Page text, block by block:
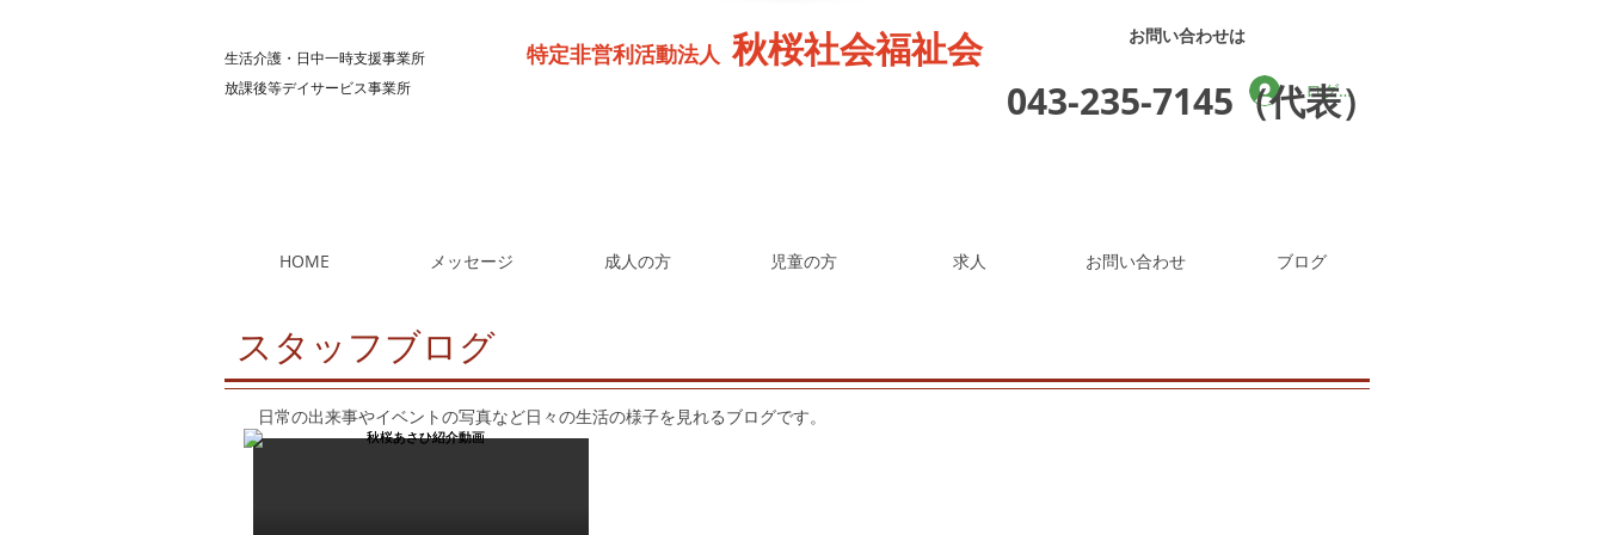
ログイン
HOME メッセージ 成人の方 児童の方 求人 お問い合わせ ブログ
スタッフブログ
日常の出来事やイベントの写真など日々の生活の様子を見れるブログです。
生活介護・日中一時支援事業所
放課後等デイサービス事業所
特定非営利活動法人 秋桜社会福祉会 お問い合わせは
043-235-7145（代表）